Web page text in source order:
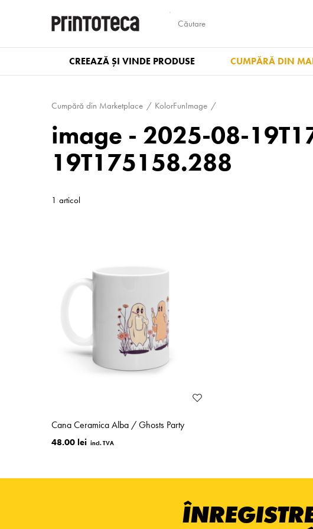
CREEAZĂ ȘI VINDE PRODUSE CUMPĂRĂ DIN
Cumpără din Marketplace KolorFunImage
image - 2025-08-
19T175158.288
1 articol
Cana Ceramica Alba / Ghosts Party
48.00 lei